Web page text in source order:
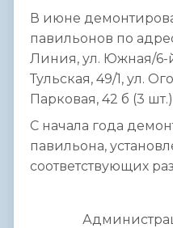
В июне
павильонов по
Линия, ул. Южная/6-
Тульская, 49/1, ул.
Парковая, 42 б (3
С начала года
павильона,
соответствующих